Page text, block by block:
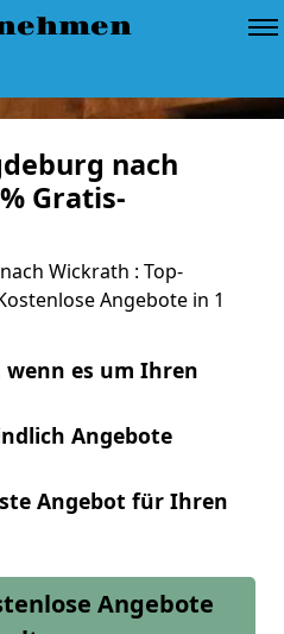
nach
Gratis-
Wickrath : Top-
Angebote in 1
es um Ihren
Angebote
Angebot für Ihren
Angebote